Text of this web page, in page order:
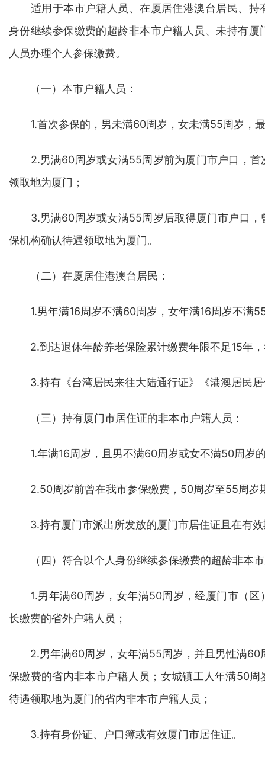
适用于本市户籍人员、在厦居住港澳台居民、持
身份继续参保缴费的超龄非本市户籍人员、未持有
人员办理个人参保缴费。
（一）本市户籍人员：
1.首次参保的，男未满60周岁，女未满55周岁，最
2.男满60周岁或女满55周岁前为厦门市户口，首
领取地为厦门；
3.男满60周岁或女满55周岁后取得厦门市户口，
保机构确认待遇领取地为厦门。
（二）在厦居住港澳台居民：
1.男年满16周岁不满60周岁，女年满16周岁不满
2.到达退休年龄养老保险累计缴费年限不足15年，
3.持有《台湾居民来往大陆通行证》《港澳居民居
（三）持有厦门市居住证的非本市户籍人员：
1.年满16周岁，且男不满60周岁或女不满50周岁
2.50周岁前曾在我市参保缴费，50周岁至55周岁
3.持有厦门市派出所发放的厦门市居住证且在有效
（四）符合以个人身份继续参保缴费的超龄非本市
1.男年满60周岁，女年满50周岁，经厦门市（区
长缴费的省外户籍人员；
2.男年满60周岁，女年满55周岁，并且男性满60
保缴费的省内非本市户籍人员；女城镇工人年满50
待遇领取地为厦门的省内非本市户籍人员；
3.持有身份证、户口簿或有效厦门市居住证。